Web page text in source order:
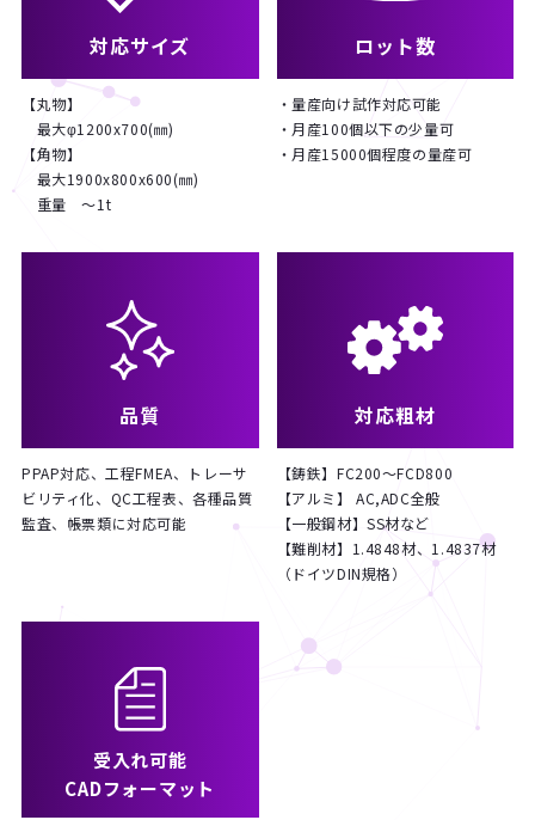
対応サイズ
【丸物】
最大φ1200x700(㎜)
【角物】
最大1900x800x600(㎜)
重量 ～1t
ロット数
・量産向け試作対応可能
・月産100個以下の少量可
・月産15000個程度の量産可
品質
PPAP対応、工程FMEA、トレーサ
ビリティ化、QC工程表、各種品質
監査、帳票類に対応可能
対応粗材
【鋳鉄】FC200～FCD800
【アルミ】 AC,ADC全般
【一般鋼材】SS材など
【難削材】1.4848材、1.4837材
（ドイツDIN規格）
受入れ可能
CADフォーマット